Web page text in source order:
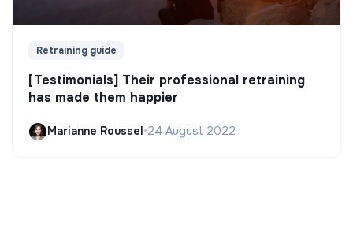
Retraining guide
[Testimonials] Their professional retraining
has made them happier
Marianne Roussel •24 August 2022